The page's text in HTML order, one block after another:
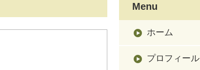
Menu
ホーム
プロフィール